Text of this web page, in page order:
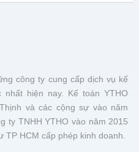
công ty cung cấp dịch vụ kế
hiện nay. Kế toán YTHO
và các cộng sự vào năm
ty TNHH YTHO vào năm 2015
HCM cấp phép kinh doanh.